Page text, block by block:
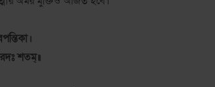
শতম্॥